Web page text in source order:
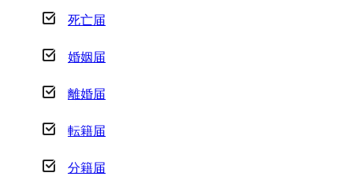
死亡届
婚姻届
離婚届
転籍届
分籍届